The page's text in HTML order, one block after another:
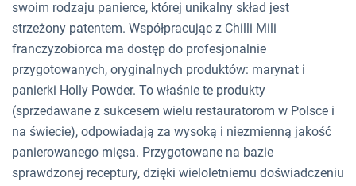
swoim rodzaju panierce, której unikalny skład jest
strzeżony patentem. Współpracując z Chilli Mili
franczyzobiorca ma dostęp do profesjonalnie
przygotowanych, oryginalnych produktów: marynat i
panierki Holly Powder. To właśnie te produkty
(sprzedawane z sukcesem wielu restauratorom w Polsce i
na świecie), odpowiadają za wysoką i niezmienną jakość
panierowanego mięsa. Przygotowane na bazie
sprawdzonej receptury, dzięki wieloletniemu doświadczeniu